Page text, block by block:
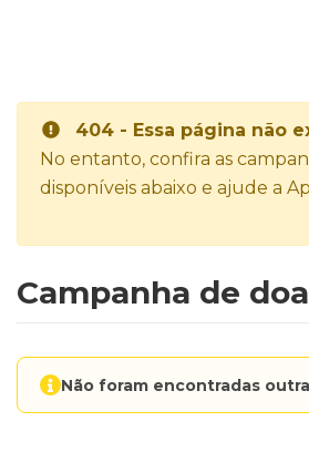
404 - Essa página não
No entanto, confira as
disponíveis abaixo e ajude a
Campanha de
Não foram encontradas